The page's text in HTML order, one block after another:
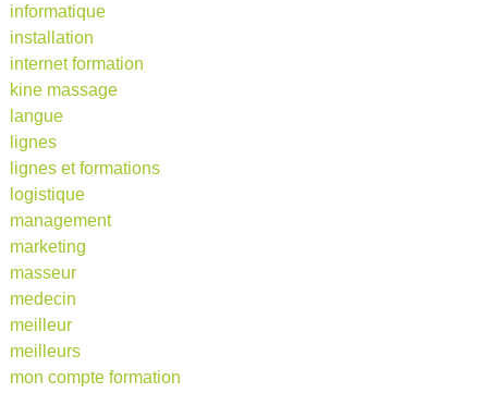
informatique
installation
internet formation
kine massage
langue
lignes
lignes et formations
logistique
management
marketing
masseur
medecin
meilleur
meilleurs
mon compte formation